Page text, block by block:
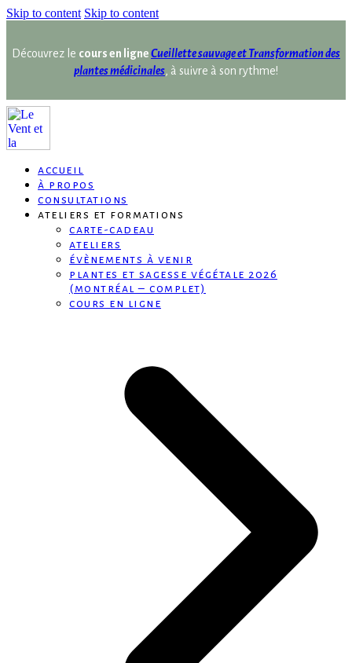
Skip to content Skip to content
Découvrez le cours en ligneCueillette sauvage et Transformation des
plantes médicinales, à suivre à son rythme!
accueil
à propos
consultations
ateliers et formations
carte-cadeau
ateliers
évènements à venir
plantes et sagesse végétale 2026
(montréal – complet)
cours en ligne